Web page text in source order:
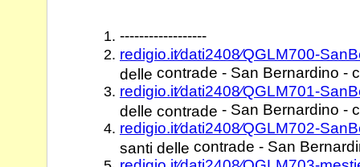
------------------
redigio.it⁄dati2408⁄QGLM700-
delle contrade - San Bernardino -
redigio.it⁄dati2408⁄QGLM701-
delle contrade - San Bernardino -
redigio.it⁄dati2408⁄QGLM702-
santi delle contrade - San